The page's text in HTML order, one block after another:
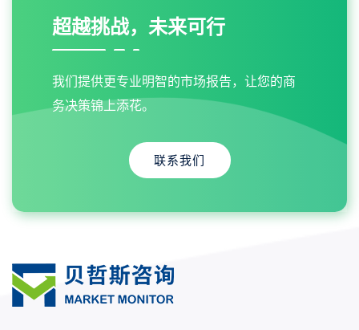
超越挑战，未来可行
我们提供更专业明智的市场报告，让您的商
务决策锦上添花。
联系我们